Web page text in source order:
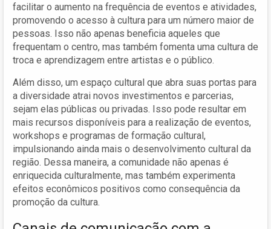
facilitar o aumento na frequência de eventos e atividades,
promovendo o acesso à cultura para um número maior de
pessoas. Isso não apenas beneficia aqueles que
frequentam o centro, mas também fomenta uma cultura de
troca e aprendizagem entre artistas e o público.
Além disso, um espaço cultural que abra suas portas para
a diversidade atrai novos investimentos e parcerias,
sejam elas públicas ou privadas. Isso pode resultar em
mais recursos disponíveis para a realização de eventos,
workshops e programas de formação cultural,
impulsionando ainda mais o desenvolvimento cultural da
região. Dessa maneira, a comunidade não apenas é
enriquecida culturalmente, mas também experimenta
efeitos econômicos positivos como consequência da
promoção da cultura.